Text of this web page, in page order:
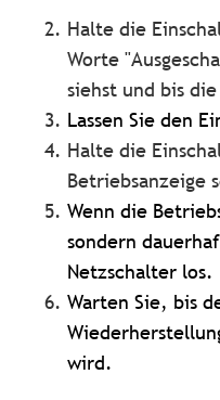
Halte die
Worte
siehst und bis
Lassen Sie den
Halte die
Betriebsanzeige
Wenn die
sondern
Netzschalter los.
Warten Sie, bis
wird.